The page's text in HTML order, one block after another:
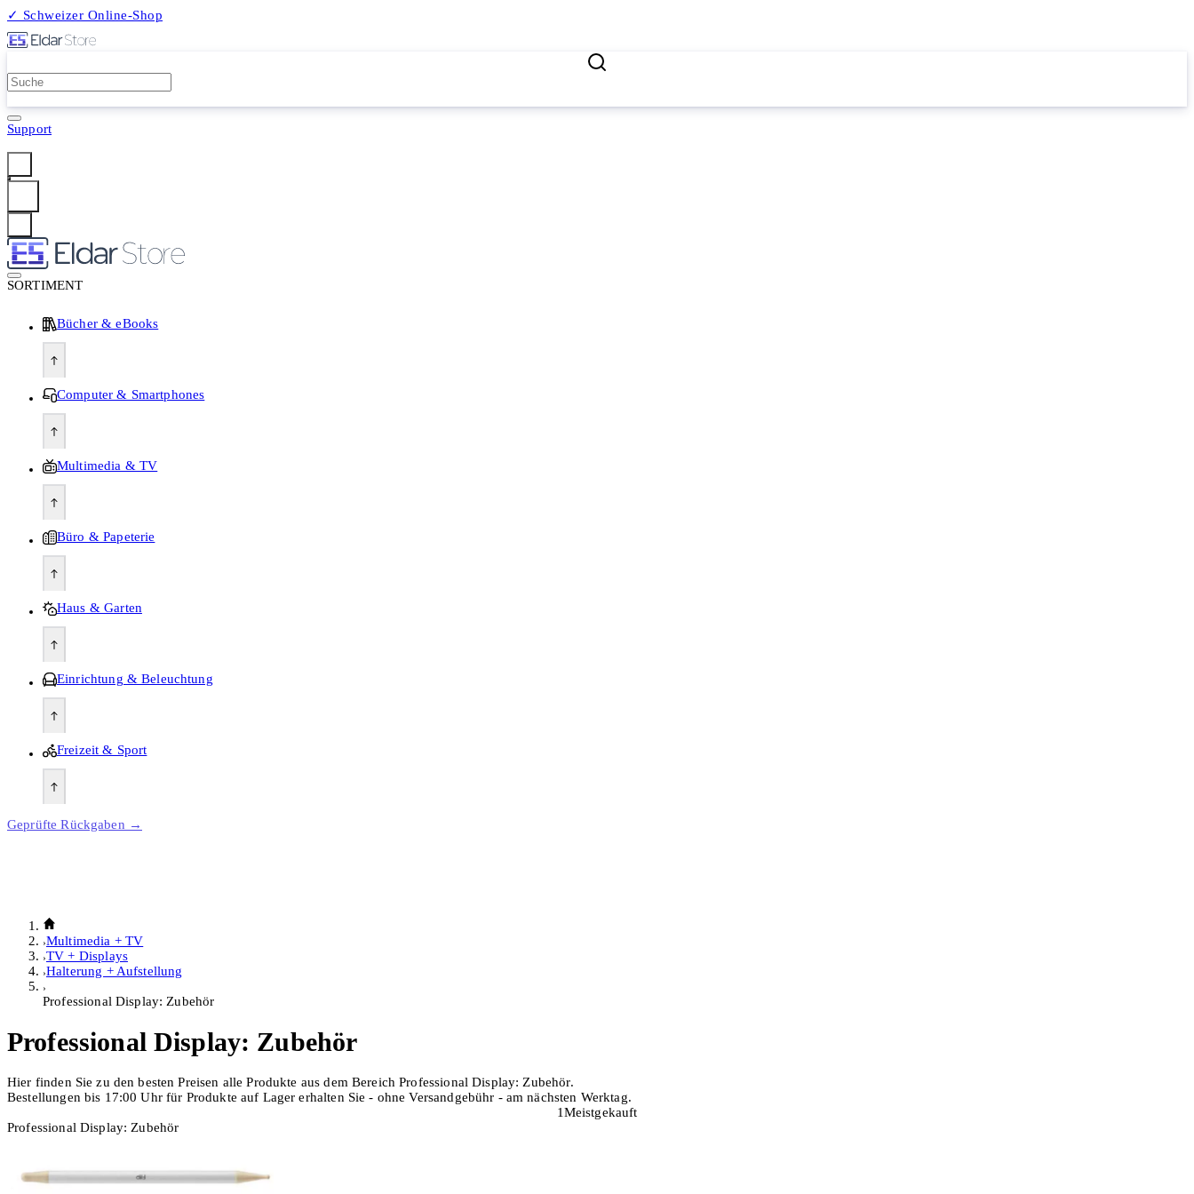
✓ Schweizer Online-Shop
Support
SORTIMENT
Bücher & eBooks
Computer & Smartphones
Multimedia & TV
Büro & Papeterie
Haus & Garten
Einrichtung & Beleuchtung
Freizeit & Sport
Geprüfte Rückgaben →
Multimedia + TV
TV + Displays
Halterung + Aufstellung
Professional Display: Zubehör
Professional Display: Zubehör
Hier finden Sie zu den besten Preisen alle Produkte aus dem Bereich Professional Display: Zubehör.
Bestellungen bis 17:00 Uhr für Produkte auf Lager erhalten Sie - ohne Versandgebühr - am nächsten Werktag.
1Meistgekauft
Professional Display: Zubehör